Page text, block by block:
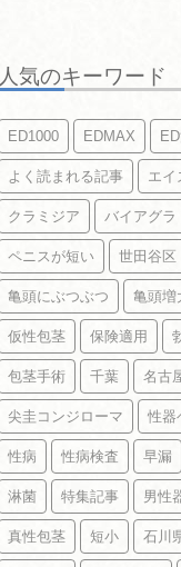
人気のキーワード
ED1000 EDMAX
よく読まれる記事 エイ
クラミジア バイアグラ
ペニスが短い 世田谷区
亀頭にぶつぶつ 亀頭増
仮性包茎 保険適用
包茎手術 千葉 名古
尖圭コンジローマ 性器
性病 性病検査 早漏
淋菌 特集記事 男性
真性包茎 短小 石川